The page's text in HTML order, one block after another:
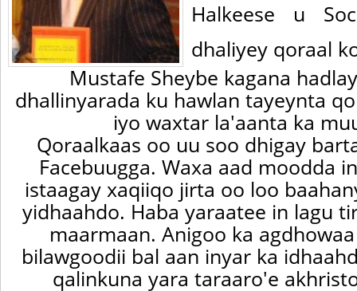
Halkeese u
dhaliyey qoraal
Mustafe Sheybe kagana
dhallinyarada ku hawlan tayeynta
iyo waxtar la'aanta ka
Qoraalkaas oo uu soo dhigay
Facebuugga. Waxa aad moodda
istaagay xaqiiqo jirta oo loo
yidhaahdo. Haba yaraatee in lagu
maarmaan. Anigoo ka
bilawgoodii bal aan inyar ka
qalinkuna yara taraaro'e